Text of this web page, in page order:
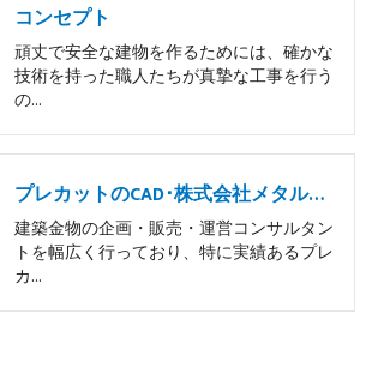
コンセプト
頑丈で安全な建物を作るためには、確かな
技術を持った職人たちが真摯な工事を行う
の…
プレカットのCAD･株式会社メタルサポートの評判
建築金物の企画・販売・運営コンサルタン
トを幅広く行っており、特に実績あるプレ
カ…